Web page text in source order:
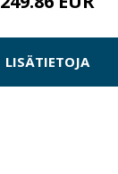
LISÄTIETOJA